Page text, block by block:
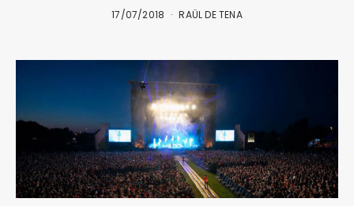
17/07/2018 RAÜL DE TENA